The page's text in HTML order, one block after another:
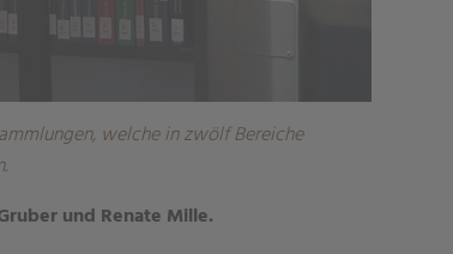
welche in zwölf Bereiche
und Renate Mille.